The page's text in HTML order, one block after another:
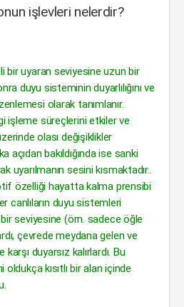
işlevleri nelerdir?
bir uyaran seviyesine uzun bir
duyu sisteminin duyarlılığını ve
olarak tanımlanır.
işleme süreçlerini etkiler ve
olası değişiklikler
açıdan bakıldığında ise sanki
uyarılmanın sesini kısmaktadır..
özelliği hayatta kalma prensibi
canlıların duyu sistemleri
seviyesine (örn. sadece öğle
çevrede meydana gelen ve
duyarsız kalırlardı. Bu
oldukça kısıtlı bir alan içinde